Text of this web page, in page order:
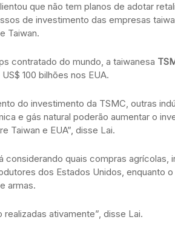
que não tem planos de adotar
de investimento das empresas
Taiwan.
contratado do mundo, a taiwanesa
100 bilhões nos EUA.
do investimento da TSMC, outras
e gás natural poderão aumentar o
Taiwan e EUA”, disse Lai.
considerando quais compras agrícolas,
dos Estados Unidos, enquanto
armas.
ativamente”, disse Lai.